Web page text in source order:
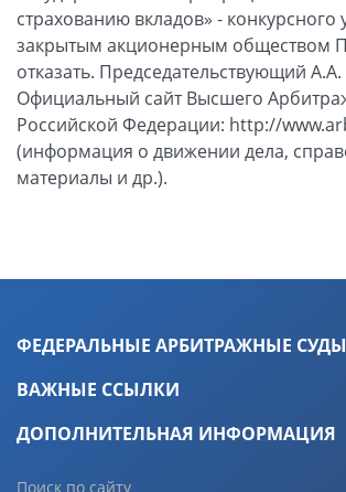
ФЕДЕРАЛЬНЫЕ АРБИТРАЖНЫЕ СУДЫ
ВАЖНЫЕ ССЫЛКИ
ДОПОЛНИТЕЛЬНАЯ ИНФОРМАЦИЯ
Поиск по сайту